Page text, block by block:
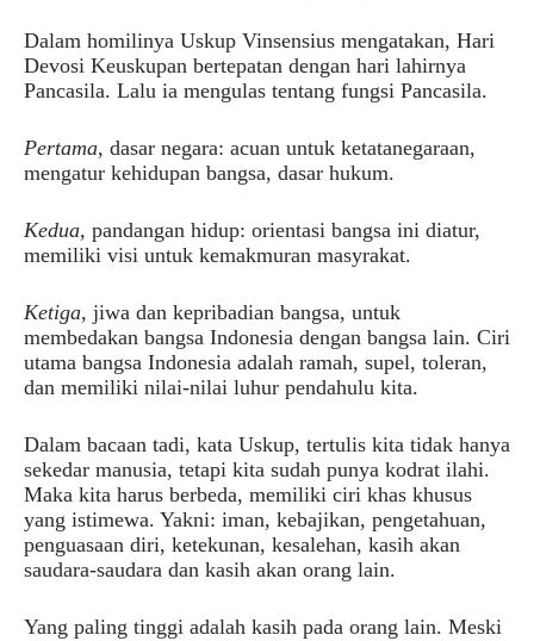
Dalam homilinya Uskup Vinsensius mengatakan, Hari
Devosi Keuskupan bertepatan dengan hari lahirnya
Pancasila. Lalu ia mengulas tentang fungsi Pancasila.
Pertama, dasar negara: acuan untuk ketatanegaraan,
mengatur kehidupan bangsa, dasar hukum.
Kedua, pandangan hidup: orientasi bangsa ini diatur,
memiliki visi untuk kemakmuran masyrakat.
Ketiga, jiwa dan kepribadian bangsa, untuk
membedakan bangsa Indonesia dengan bangsa lain. Ciri
utama bangsa Indonesia adalah ramah, supel, toleran,
dan memiliki nilai-nilai luhur pendahulu kita.
Dalam bacaan tadi, kata Uskup, tertulis kita tidak hanya
sekedar manusia, tetapi kita sudah punya kodrat ilahi.
Maka kita harus berbeda, memiliki ciri khas khusus
yang istimewa. Yakni: iman, kebajikan, pengetahuan,
penguasaan diri, ketekunan, kesalehan, kasih akan
saudara-saudara dan kasih akan orang lain.
Yang paling tinggi adalah kasih pada orang lain. Meski